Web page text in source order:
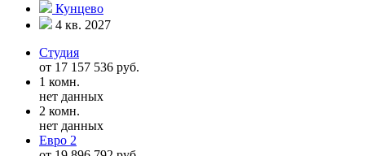
Кунцево
4 кв. 2027
Студия
от 17 157 536 руб.
1 комн.
нет данных
2 комн.
нет данных
Евро 2